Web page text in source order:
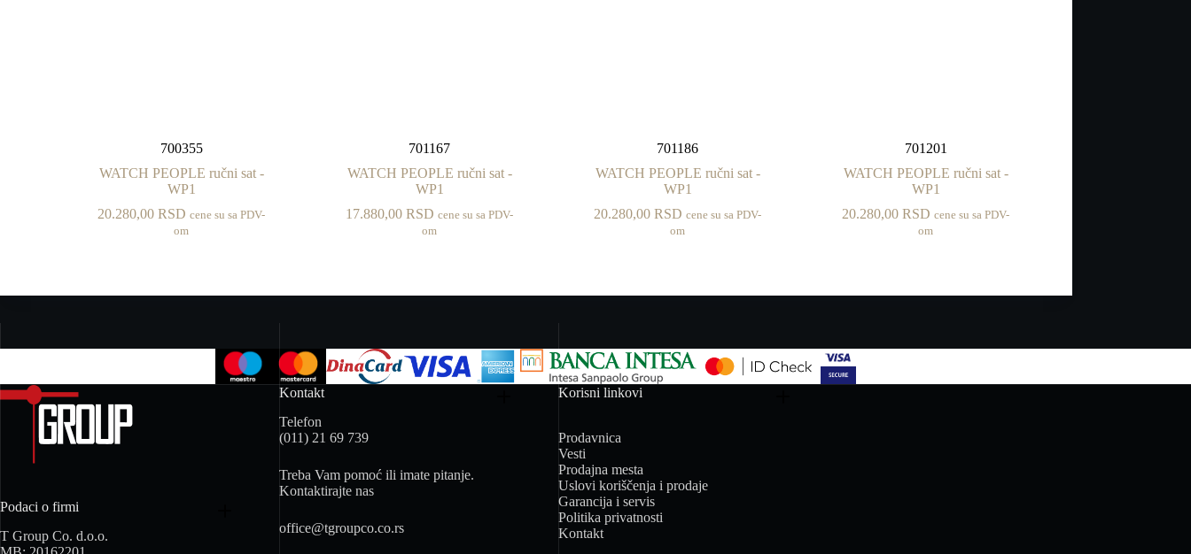
700355
WATCH PEOPLE ručni sat -
WP1
20.280,00RSD cene su sa PDV-
om
701167
WATCH PEOPLE ručni sat -
WP1
17.880,00RSD cene su sa PDV-
om
701186
WATCH PEOPLE ručni sat -
WP1
20.280,00RSD cene su sa PDV-
om
701201
WATCH PEOPLE ručni sat -
WP1
20.280,00RSD cene su sa PDV-
om
Podaci o firmi
T Group Co. d.o.o.
Kontakt
Telefon
(011) 21 69 739
Treba Vam pomoć ili imate pitanje.
Kontaktirajte nas
office@tgroupco.co.rs
Korisni linkovi
Prodavnica
Vesti
Prodajna mesta
Uslovi koriščenja i prodaje
Garancija i servis
Politika privatnosti
Kontakt